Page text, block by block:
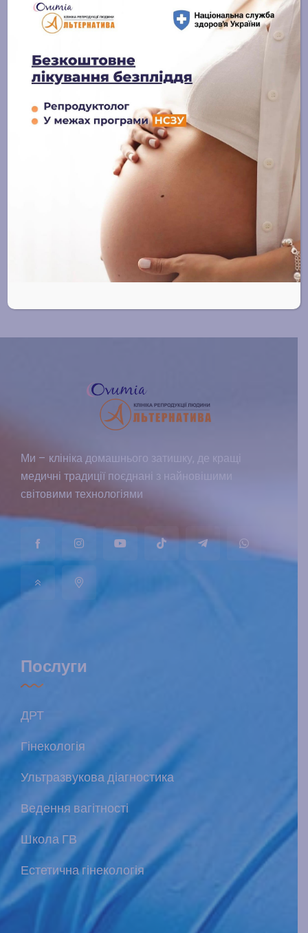
Отримати
консультацію чи
записатись на прийом
Ми – клініка домашнього затишку, де кращі
медичні традиції поєднані з найновішими
світовими технологіями
Послуги
ДРТ
Гінекологія
Ультразвукова діагностика
Ведення вагітності
Школа ГВ
Естетична гінекологія